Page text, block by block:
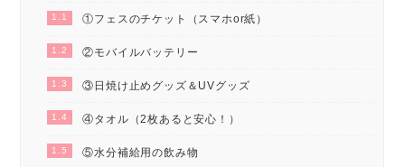
1.1 ①フェスのチケット（スマホor紙）
1.2 ②モバイルバッテリー
1.3 ③日焼け止めグッズ＆UVグッズ
1.4 ④タオル（2枚あると安心！）
1.5 ⑤水分補給用の飲み物